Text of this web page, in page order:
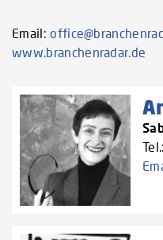
Email:
www.branchenradar.de